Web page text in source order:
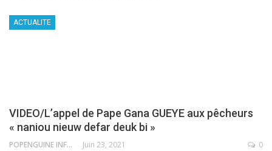
ACTUALITE
VIDEO/L’appel de Pape Gana GUEYE aux pêcheurs
« naniou nieuw defar deuk bi »
POPENGUINE INFO Juin 23, 2021 0